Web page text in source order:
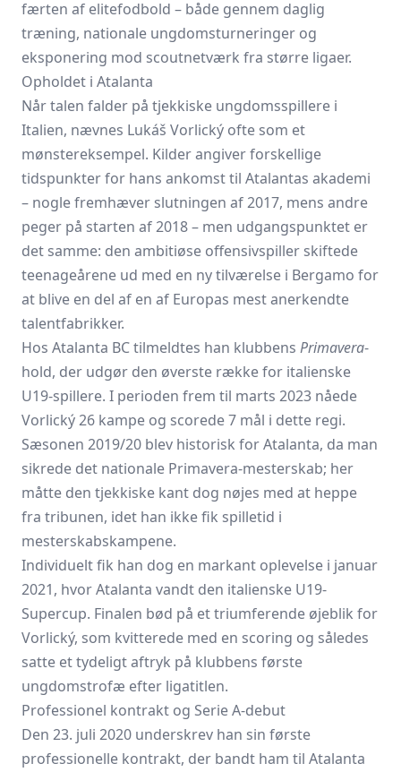
færten af elitefodbold – både gennem daglig
træning, nationale ungdomsturneringer og
eksponering mod scoutnetværk fra større ligaer.
Opholdet i Atalanta
Når talen falder på tjekkiske ungdomsspillere i
Italien, nævnes Lukáš Vorlický ofte som et
mønstereksempel. Kilder angiver forskellige
tidspunkter for hans ankomst til Atalantas akademi
– nogle fremhæver slutningen af 2017, mens andre
peger på starten af 2018 – men udgangspunktet er
det samme: den ambitiøse offensivspiller skiftede
teenageårene ud med en ny tilværelse i Bergamo for
at blive en del af en af Europas mest anerkendte
talentfabrikker.
Hos Atalanta BC tilmeldtes han klubbens Primavera-
hold, der udgør den øverste række for italienske
U19-spillere. I perioden frem til marts 2023 nåede
Vorlický 26 kampe og scorede 7 mål i dette regi.
Sæsonen 2019/20 blev historisk for Atalanta, da man
sikrede det nationale Primavera-mesterskab; her
måtte den tjekkiske kant dog nøjes med at heppe
fra tribunen, idet han ikke fik spilletid i
mesterskabskampene.
Individuelt fik han dog en markant oplevelse i januar
2021, hvor Atalanta vandt den italienske U19-
Supercup. Finalen bød på et triumferende øjeblik for
Vorlický, som kvitterede med en scoring og således
satte et tydeligt aftryk på klubbens første
ungdomstrofæ efter ligatitlen.
Professionel kontrakt og Serie A-debut
Den 23. juli 2020 underskrev han sin første
professionelle kontrakt, der bandt ham til Atalanta